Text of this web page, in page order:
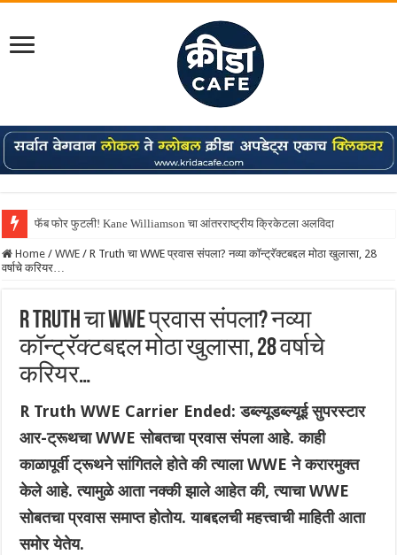
फॅब फोर फुटली! Kane Williamson चा आंतरराष्ट्रीय क्रिकेटला अलविदा
Home / WWE / R Truth चा WWE प्रवास संपला? नव्या कॉन्ट्रॅक्टबद्दल मोठा खुलासा, 28
वर्षाचे करियर…
R Truth चा WWE प्रवास संपला? नव्या
कॉन्ट्रॅक्टबद्दल मोठा खुलासा, 28 वर्षाचे
करियर…
R Truth WWE Carrier Ended: डब्ल्यूडब्ल्यूई सुपरस्टार
आर-ट्रूथचा WWE सोबतचा प्रवास संपला आहे. काही
काळापूर्वी ट्रूथने सांगितले होते की त्याला WWE ने करारमुक्त
केले आहे. त्यामुळे आता नक्की झाले आहेत की, त्याचा WWE
सोबतचा प्रवास समाप्त होतोय. याबद्दलची महत्त्वाची माहिती आता
समोर येतेय.